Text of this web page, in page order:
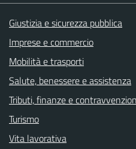
Giustizia e sicurezza pubblica
Imprese e commercio
Mobilità e trasporti
Salute, benessere e assistenza
Tributi, finanze e
Turismo
Vita lavorativa